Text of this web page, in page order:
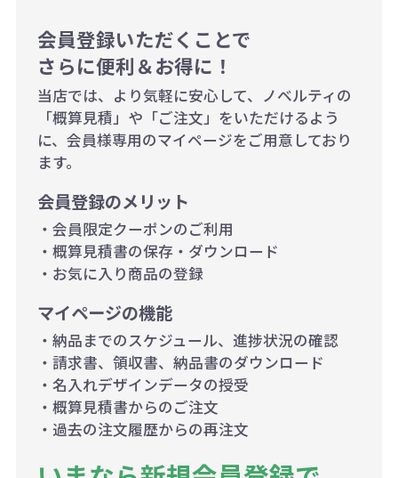
1,000個以上：28円（1個当た
り）
会員登録いただくことで
さらに便利＆お得に！
当店では、より気軽に安心して、ノベルティの
「概算見積」や「ご注文」をいただけるよう
に、会員様専用のマイページをご用意しており
ます。
会員登録のメリット
・会員限定クーポンのご利用
・概算見積書の保存・ダウンロード
・お気に入り商品の登録
マイページの機能
・納品までのスケジュール、進捗状況の確認
・請求書、領収書、納品書のダウンロード
・名入れデザインデータの授受
・概算見積書からのご注文
・過去の注文履歴からの再注文